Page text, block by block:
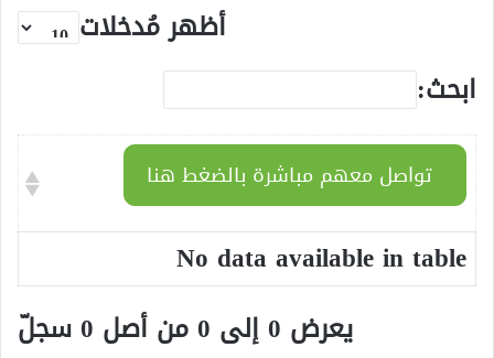
أظهر مُدخلات
ابحث:
تواصل معهم مباشرة بالضغط هنا
No data available in table
يعرض 0 إلى 0 من أصل 0 سجلّ